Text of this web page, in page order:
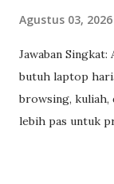
Agustus 03, 2026
Jawaban
butuh laptop
browsing, kuliah,
lebih pas untuk
yang tipis dan